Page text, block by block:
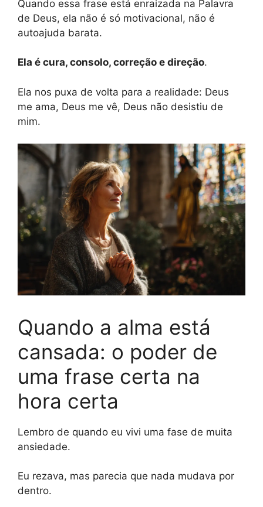
Quando essa frase está enraizada na Palavra
de Deus, ela não é só motivacional, não é
autoajuda barata.
Ela é cura, consolo, correção e direção.
Ela nos puxa de volta para a realidade: Deus
me ama, Deus me vê, Deus não desistiu de
mim.
Quando a alma está
cansada: o poder de
uma frase certa na
hora certa
Lembro de quando eu vivi uma fase de muita
ansiedade.
Eu rezava, mas parecia que nada mudava por
dentro.